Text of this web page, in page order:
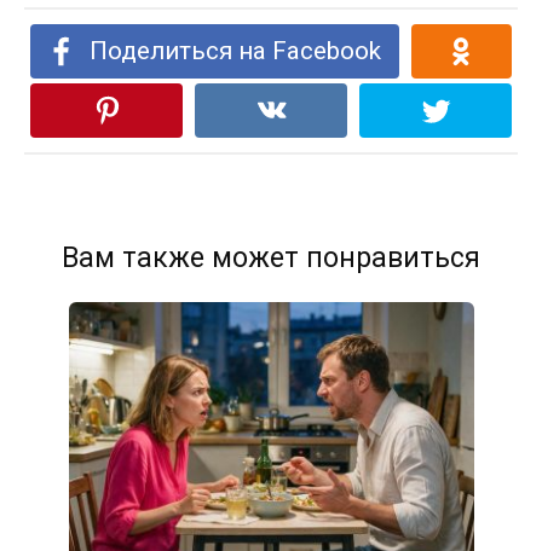
Поделиться на Facebook
Вам также может понравиться